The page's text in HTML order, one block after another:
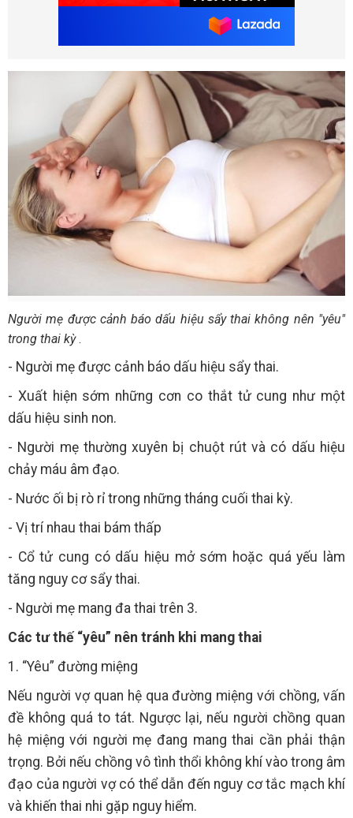
Người mẹ được cảnh báo dấu hiệu sẩy thai không nên "yêu"
trong thai kỳ.
- Người mẹ được cảnh báo dấu hiệu sẩy thai.
- Xuất hiện sớm những cơn co thắt tử cung như một
dấu hiệu sinh non.
- Người mẹ thường xuyên bị chuột rút và có dấu hiệu
chảy máu âm đạo.
- Nước ối bị rò rỉ trong những tháng cuối thai kỳ.
- Vị trí nhau thai bám thấp
- Cổ tử cung có dấu hiệu mở sớm hoặc quá yếu làm
tăng nguy cơ sẩy thai.
- Người mẹ mang đa thai trên 3.
Các tư thế “yêu” nên tránh khi mang thai
1. “Yêu” đường miệng
Nếu người vợ quan hệ qua đường miệng với chồng, vấn
đề không quá to tát. Ngược lại, nếu người chồng quan
hệ miệng với người mẹ đang mang thai cần phải thận
trọng. Bởi nếu chồng vô tình thổi không khí vào trong âm
đạo của người vợ có thể dẫn đến nguy cơ tắc mạch khí
và khiến thai nhi gặp nguy hiểm.